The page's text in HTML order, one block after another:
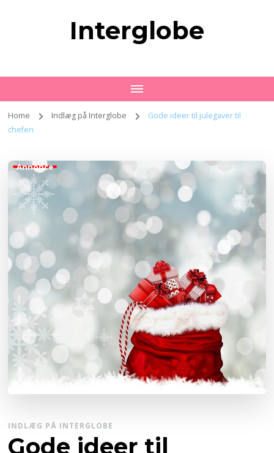
Interglobe
Home Indlæg på Interglobe
Gode ideer til julegaver til
chefen
Annonce
INDLÆG PÅ INTERGLOBE
Gode ideer til